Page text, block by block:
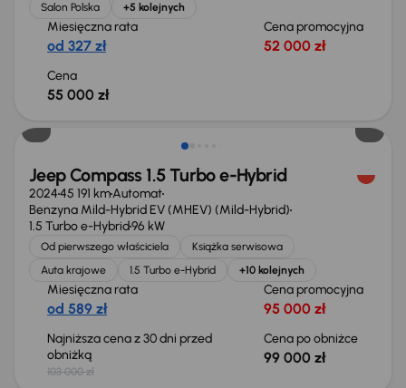
Salon Polska
+5 kolejnych
Miesięczna rata
od 327 zł
Cena promocyjna
52 000 zł
Cena
55 000 zł
Taniej o 4 000 zł
Jeep Compass 1.5 Turbo e-Hybrid
202445 191 kmAutomat
Benzyna Mild-Hybrid EV (MHEV) (Mild-Hybrid)
1.5 Turbo e-Hybrid96 kW
Od pierwszego właściciela
Książka serwisowa
Auta krajowe
1.5 Turbo e-Hybrid +10 kolejnych
Miesięczna rata
od 589 zł
Cena promocyjna
95 000 zł
Najniższa cena z 30 dni przed
obniżką
103 000 zł
Cena po obniżce
99 000 zł
Taniej o 4 000 zł